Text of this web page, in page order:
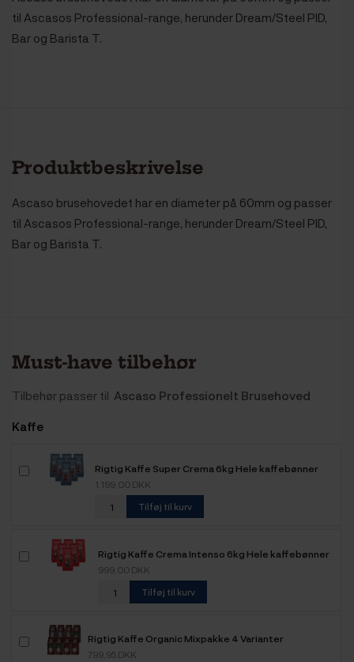
til Ascasos Professional-range, herunder Dream/Steel PID,
Bar og Barista T.
Produktbeskrivelse
Ascaso brusehovedet har en diameter på 60mm og passer
til Ascasos Professional-range, herunder Dream/Steel PID,
Bar og Barista T.
Must-have tilbehør
Tilbehør passer til Ascaso Professionelt Brusehoved
Kaffe
Rigtig Kaffe Super Crema 6kg Hele kaffebønner
1.199,00 DKK
Tilføj til kurv
Rigtig Kaffe Crema Intenso 6kg Hele kaffebønner
999,00 DKK
Tilføj til kurv
Rigtig Kaffe Organic Mixpakke 4 Varianter
799,95 DKK